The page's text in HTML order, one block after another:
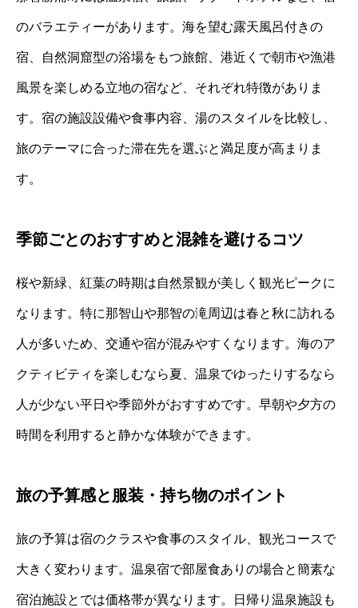
のバラエティーがあります。海を望む露天風呂付きの
宿、自然洞窟型の浴場をもつ旅館、港近くで朝市や漁港
風景を楽しめる立地の宿など、それぞれ特徴がありま
す。宿の施設設備や食事内容、湯のスタイルを比較し、
旅のテーマに合った滞在先を選ぶと満足度が高まりま
す。
季節ごとのおすすめと混雑を避けるコツ
桜や新緑、紅葉の時期は自然景観が美しく観光ピークに
なります。特に那智山や那智の滝周辺は春と秋に訪れる
人が多いため、交通や宿が混みやすくなります。海のア
クティビティを楽しむなら夏、温泉でゆったりするなら
人が少ない平日や季節外がおすすめです。早朝や夕方の
時間を利用すると静かな体験ができます。
旅の予算感と服装・持ち物のポイント
旅の予算は宿のクラスや食事のスタイル、観光コースで
大きく変わります。温泉宿で部屋食ありの場合と簡素な
宿泊施設とでは価格帯が異なります。日帰り温泉施設も